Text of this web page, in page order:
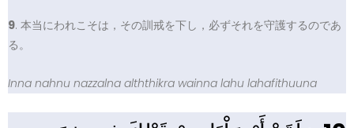
9. 本当にわれこそは，その訓戒を下し，必ずそれを守護するのであ
る。
Inna nahnu nazzalna alththikra wainna lahu lahafithuuna